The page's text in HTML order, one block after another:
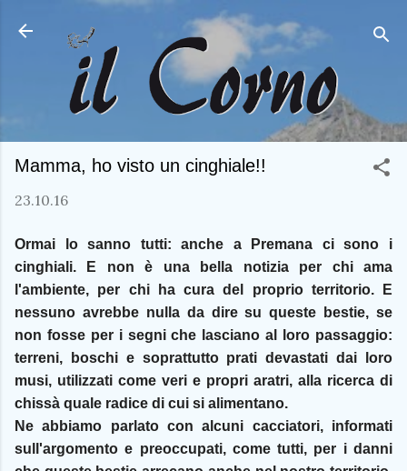
Passa ai contenuti principali
Mamma, ho visto un cinghiale!!
23.10.16
Ormai lo sanno tutti: anche a Premana ci sono i
cinghiali. E non è una bella notizia per chi ama
l'ambiente, per chi ha cura del proprio territorio. E
nessuno avrebbe nulla da dire su queste bestie, se
non fosse per i segni che lasciano al loro passaggio:
terreni, boschi e soprattutto prati devastati dai loro
musi, utilizzati come veri e propri aratri, alla ricerca di
chissà quale radice di cui si alimentano.
Ne abbiamo parlato con alcuni cacciatori, informati
sull'argomento e preoccupati, come tutti, per i danni